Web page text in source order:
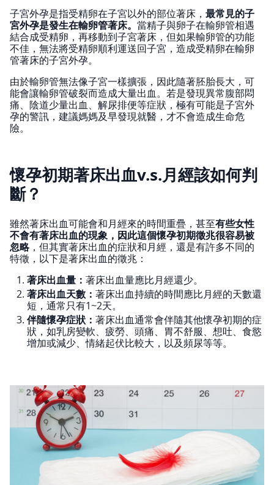
子宮外孕是指受精卵在子宮以外的部位著床， 最常見的子
宮外孕是發生在輸卵管著床。 當精子與卵子在輸卵管相遇
結合成受精卵，再移動到子宮著床，但如果輸卵管的功能
不佳，無法將受精卵順利運送回子宮，造成受精卵在輸卵
管著床的子宮外孕。
由於輸卵管無法像子宮一樣擴張，因此隨著胚胎長大，可
能會讓輸卵管破裂而造成大量出血。若是發現異常腹部悶
痛、陰道少量出血、解尿排便等症狀，極有可能是子宮外
孕的警訊，建議媽媽及早發現就醫，才不會造成生命危
險。
懷孕初期著床出血v.s.月經該如何判
斷？
雖然著床出血可能會和月經來的時間重疊，甚至有些女性
不會有著床出血的現象，因此這個懷孕初期徵兆很容易被
忽略，但其實著床出血的症狀和月經，還是有許多不同的
特徵，以下是著床出血的徵兆：
著床出血量： 著床出血量應比月經還少。
著床出血天數： 著床出血持續的時間應比月經的天數還
短，通常只有1~2天。
伴隨懷孕症狀： 著床出血通常會伴隨其他懷孕初期的症
狀，如乳房變軟、疲勞、頭痛、胃不舒服、想吐、食慾
增加或減少、情緒起伏比較大，以及頻尿等等。